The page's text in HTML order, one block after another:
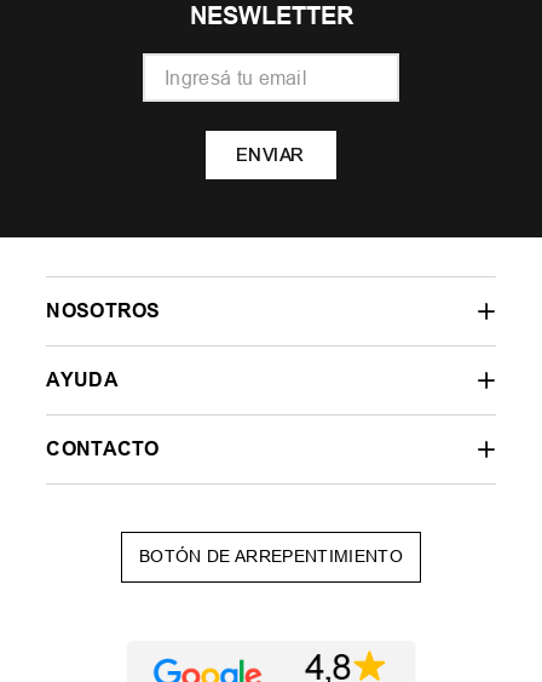
NESWLETTER
ENVIAR
NOSOTROS
AYUDA
CONTACTO
BOTÓN DE ARREPENTIMIENTO